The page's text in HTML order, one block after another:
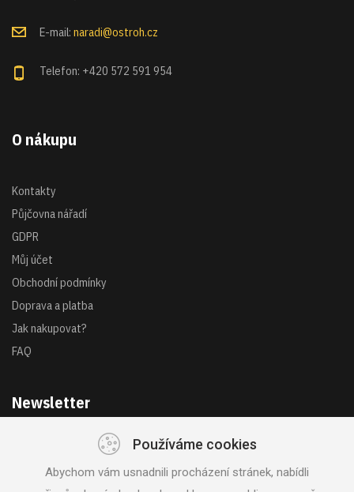
E-mail: naradi@ostroh.cz
Telefon: +420 572 591 954
O nákupu
Kontakty
Půjčovna nářadí
GDPR
Můj účet
Obchodní podmínky
Doprava a platba
Jak nakupovat?
FAQ
Newsletter
Získejte akce a novinky z první ruky
Používáme cookies
Abychom vám usnadnili procházení stránek, nabídli